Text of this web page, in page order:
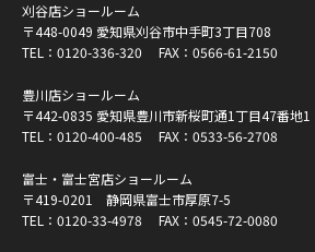
刈谷店ショールーム
〒448-0049 愛知県刈谷市中手町3丁目708
TEL： 0120-336-320 FAX：0566-61-2150
豊川店ショールーム
〒442-0835 愛知県豊川市新桜町通1丁目47番地1
TEL： 0120-400-485 FAX：0533-56-2708
富士・富士宮店ショールーム
〒419-0201 静岡県富士市厚原7-5
TEL： 0120-33-4978 FAX：0545-72-0080